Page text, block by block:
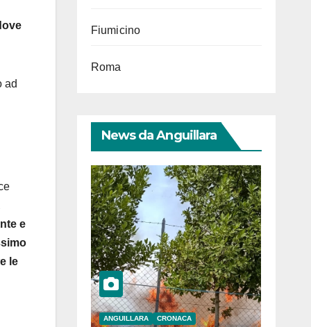
ad
e
le
Fiumicino
Roma
News da Anguillara
ANGUILLARA CRONACA